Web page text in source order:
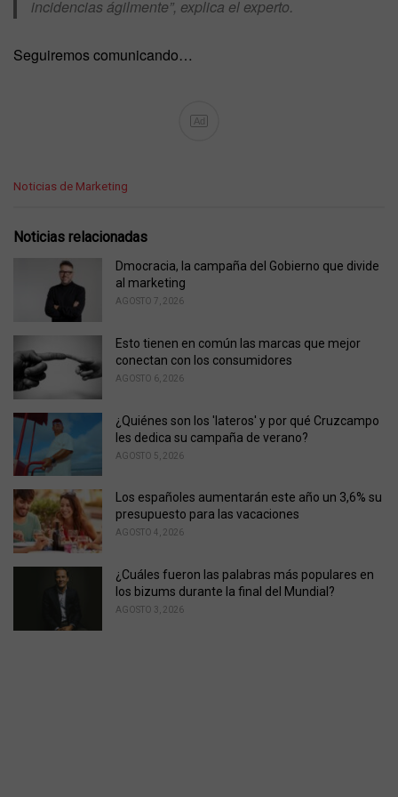
incidencias ágilmente”, explica el experto.
Seguiremos comunicando…
Ad
C
e
Noticias de Marketing
Noticias relacionadas
Dmocracia, la campaña del Gobierno que divide
al marketing
AGOSTO 7, 2026
Esto tienen en común las marcas que mejor
conectan con los consumidores
AGOSTO 6, 2026
¿Quiénes son los 'lateros' y por qué Cruzcampo
les dedica su campaña de verano?
AGOSTO 5, 2026
Los españoles aumentarán este año un 3,6% su
presupuesto para las vacaciones
AGOSTO 4, 2026
¿Cuáles fueron las palabras más populares en
los bizums durante la final del Mundial?
AGOSTO 3, 2026